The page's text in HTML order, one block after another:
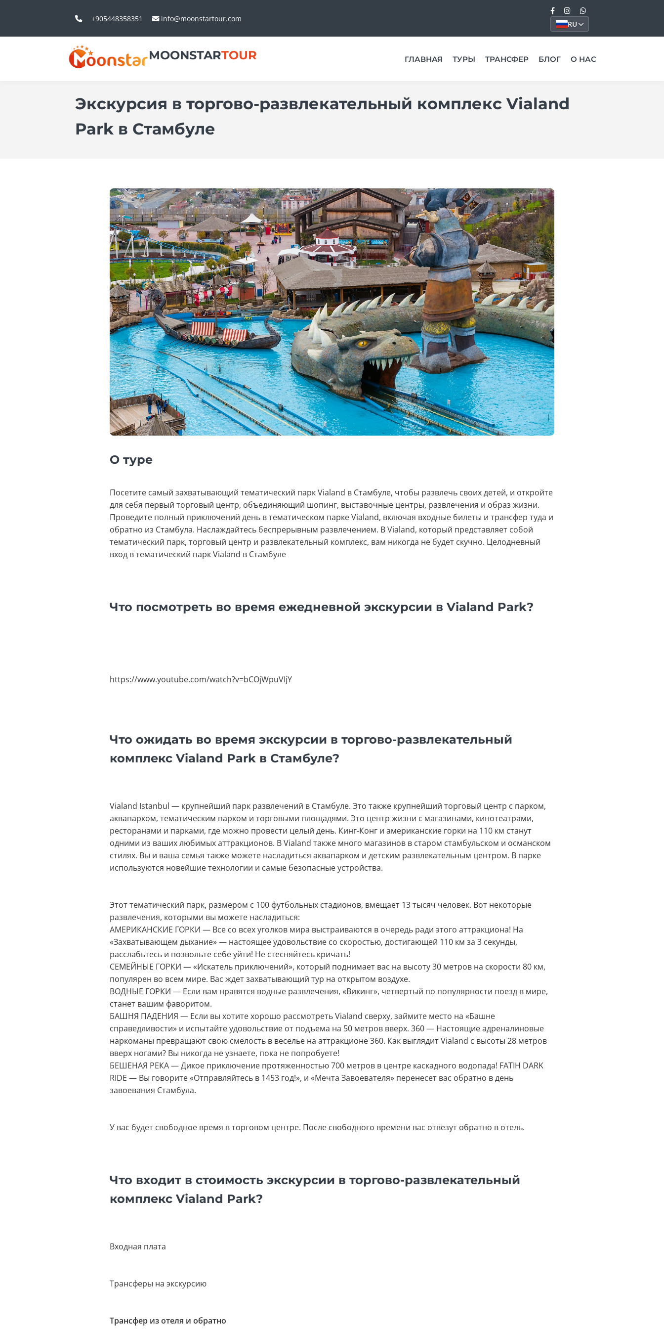
+905448358351 info@moonstartour.com
RU
MOONSTARTOUR ГЛАВНАЯ ТУРЫ ТРАНСФЕР БЛОГ О НАС
Экскурсия в торгово-развлекательный комплекс Vialand
Park в Стамбуле
О туре
Посетите самый захватывающий тематический парк Vialand в Стамбуле, чтобы развлечь своих детей, и откройте
для себя первый торговый центр, объединяющий шопинг, выставочные центры, развлечения и образ жизни.
Проведите полный приключений день в тематическом парке Vialand, включая входные билеты и трансфер туда и
обратно из Стамбула. Наслаждайтесь беспрерывным развлечением. В Vialand, который представляет собой
тематический парк, торговый центр и развлекательный комплекс, вам никогда не будет скучно. Целодневный
вход в тематический парк Vialand в Стамбуле
Что посмотреть во время ежедневной экскурсии в Vialand Park?
https://www.youtube.com/watch?v=bCOjWpuVIjY
Что ожидать во время экскурсии в торгово-развлекательный
комплекс Vialand Park в Стамбуле?
Vialand Istanbul — крупнейший парк развлечений в Стамбуле. Это также крупнейший торговый центр с парком,
аквапарком, тематическим парком и торговыми площадями. Это центр жизни с магазинами, кинотеатрами,
ресторанами и парками, где можно провести целый день. Кинг-Конг и американские горки на 110 км станут
одними из ваших любимых аттракционов. В Vialand также много магазинов в старом стамбульском и османском
стилях. Вы и ваша семья также можете насладиться аквапарком и детским развлекательным центром. В парке
используются новейшие технологии и самые безопасные устройства.
Этот тематический парк, размером с 100 футбольных стадионов, вмещает 13 тысяч человек. Вот некоторые
развлечения, которыми вы можете насладиться:
АМЕРИКАНСКИЕ ГОРКИ — Все со всех уголков мира выстраиваются в очередь ради этого аттракциона! На
«Захватывающем дыхание» — настоящее удовольствие со скоростью, достигающей 110 км за 3 секунды,
расслабьтесь и позвольте себе уйти! Не стесняйтесь кричать!
СЕМЕЙНЫЕ ГОРКИ — «Искатель приключений», который поднимает вас на высоту 30 метров на скорости 80 км,
популярен во всем мире. Вас ждет захватывающий тур на открытом воздухе.
ВОДНЫЕ ГОРКИ — Если вам нравятся водные развлечения, «Викинг», четвертый по популярности поезд в мире,
станет вашим фаворитом.
БАШНЯ ПАДЕНИЯ — Если вы хотите хорошо рассмотреть Vialand сверху, займите место на «Башне
справедливости» и испытайте удовольствие от подъема на 50 метров вверх. 360 — Настоящие адреналиновые
наркоманы превращают свою смелость в веселье на аттракционе 360. Как выглядит Vialand с высоты 28 метров
вверх ногами? Вы никогда не узнаете, пока не попробуете!
БЕШЕНАЯ РЕКА — Дикое приключение протяженностью 700 метров в центре каскадного водопада! FATIH DARK
RIDE — Вы говорите «Отправляйтесь в 1453 год!», и «Мечта Завоевателя» перенесет вас обратно в день
завоевания Стамбула.
У вас будет свободное время в торговом центре. После свободного времени вас отвезут обратно в отель.
Что входит в стоимость экскурсии в торгово-развлекательный
комплекс Vialand Park?
Входная плата
Трансферы на экскурсию
Трансфер из отеля и обратно